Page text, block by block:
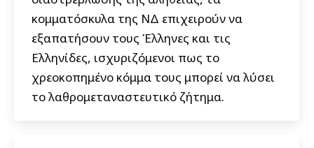
κομματόσκυλα της ΝΔ επιχειρούν να
εξαπατήσουν τους Έλληνες και τις
Ελληνίδες, ισχυριζόμενοι πως το
χρεοκοπημένο κόμμα τους μπορεί να λύσει
το λαθρομεταναστευτικό ζήτημα.